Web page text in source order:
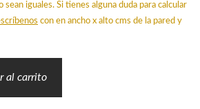
sean iguales. Si tienes alguna duda para calcular
con en ancho x alto cms de la pared y
al carrito